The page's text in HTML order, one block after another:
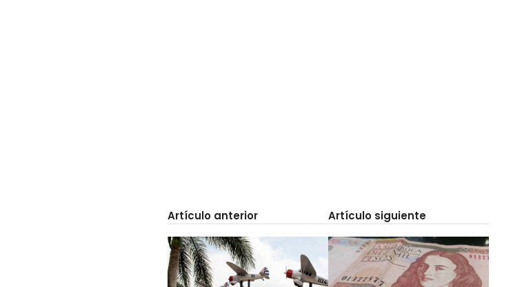
Artículo anterior Artículo siguiente